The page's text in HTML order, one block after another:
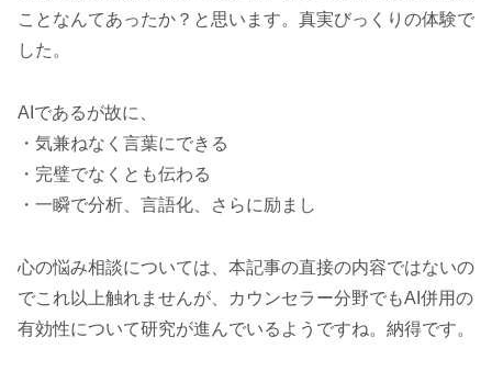
ことなんてあったか？と思います。真実びっくりの体験で
した。
AIであるが故に、
・気兼ねなく言葉にできる
・完璧でなくとも伝わる
・一瞬で分析、言語化、さらに励まし
心の悩み相談については、本記事の直接の内容ではないの
でこれ以上触れませんが、カウンセラー分野でもAI併用の
有効性について研究が進んでいるようですね。納得です。